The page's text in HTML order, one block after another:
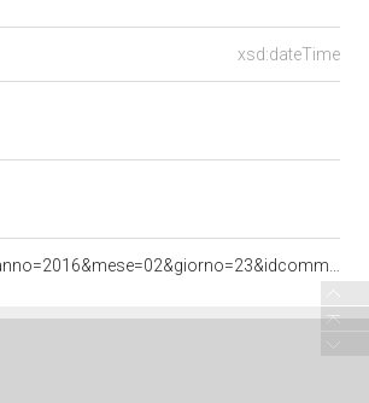
xsd:dateTime